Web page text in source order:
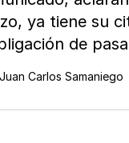
ya tiene su
de
Juan Carlos Samaniego